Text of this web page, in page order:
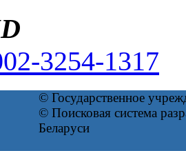
3254-1317
© Государственное
© Поисковая система
Беларуси